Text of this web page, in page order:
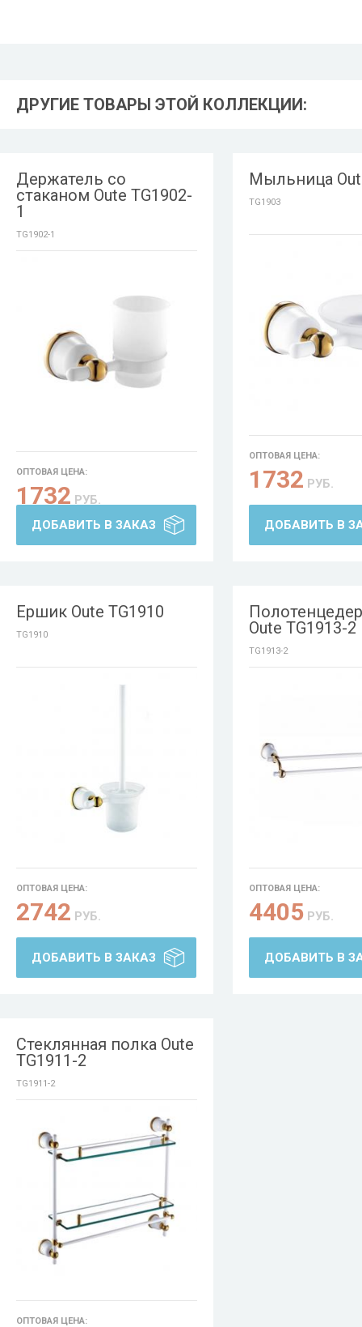
ДРУГИЕ ТОВАРЫ ЭТОЙ КОЛЛЕКЦИИ:
Держатель со
стаканом Oute TG1902-
1
TG1902-1
ОПТОВАЯ ЦЕНА:
1732 РУБ.
ДОБАВИТЬ В ЗАКАЗ
Мыльница
TG1903
ОПТОВАЯ ЦЕНА:
1732 РУБ.
ДОБАВИТЬ В
Ершик Oute TG1910
TG1910
ОПТОВАЯ ЦЕНА:
2742 РУБ.
ДОБАВИТЬ В ЗАКАЗ
Oute TG1913-2
TG1913-2
ОПТОВАЯ ЦЕНА:
4405 РУБ.
ДОБАВИТЬ В
Стеклянная полка Oute
TG1911-2
TG1911-2
ОПТОВАЯ ЦЕНА: